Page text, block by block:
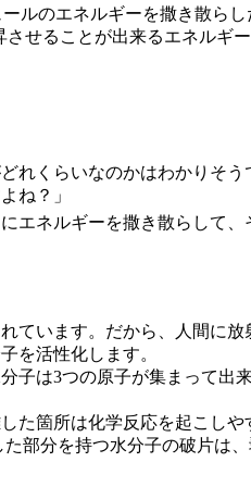
ルのエネルギーを撒き散ら
させることが出来るエネルギ
れくらいなのかはわかりそ
ね？」
エネルギーを撒き散らして
ています。だから、人間に
を活性化します。
子は3つの原子が集まって
た箇所は化学反応を起こし
部分を持つ水分子の破片は